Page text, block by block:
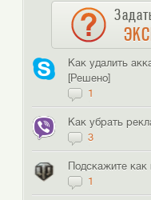
Как удалить
[Решено]
1
Как убрать
3
Подскажите
1